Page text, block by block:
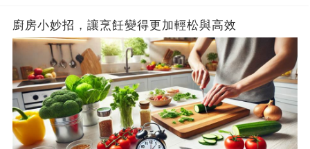
廚房小妙招，讓烹飪變得更加輕松與高效